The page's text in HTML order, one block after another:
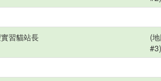
習貓站長
(
#3)